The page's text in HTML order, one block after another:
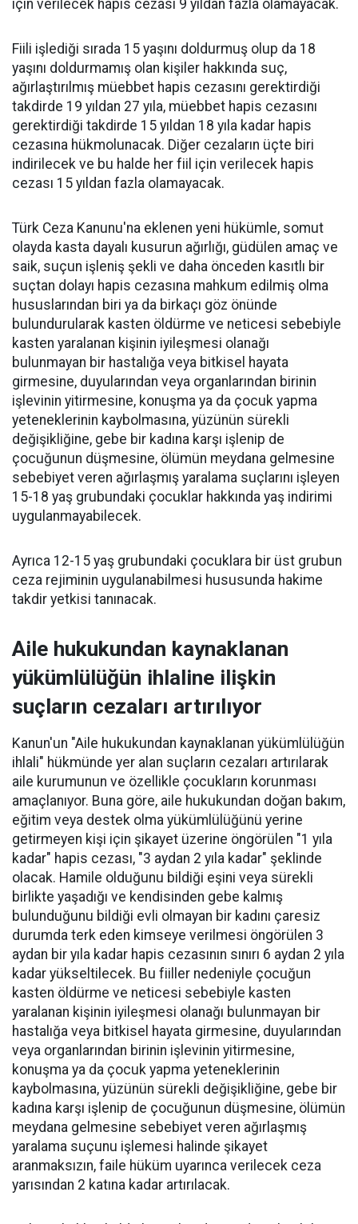
için verilecek hapis cezası 9 yıldan fazla olamayacak.
Fiili işlediği sırada 15 yaşını doldurmuş olup da 18
yaşını doldurmamış olan kişiler hakkında suç,
ağırlaştırılmış müebbet hapis cezasını gerektirdiği
takdirde 19 yıldan 27 yıla, müebbet hapis cezasını
gerektirdiği takdirde 15 yıldan 18 yıla kadar hapis
cezasına hükmolunacak. Diğer cezaların üçte biri
indirilecek ve bu halde her fiil için verilecek hapis
cezası 15 yıldan fazla olamayacak.
Türk Ceza Kanunu'na eklenen yeni hükümle, somut
olayda kasta dayalı kusurun ağırlığı, güdülen amaç ve
saik, suçun işleniş şekli ve daha önceden kasıtlı bir
suçtan dolayı hapis cezasına mahkum edilmiş olma
hususlarından biri ya da birkaçı göz önünde
bulundurularak kasten öldürme ve neticesi sebebiyle
kasten yaralanan kişinin iyileşmesi olanağı
bulunmayan bir hastalığa veya bitkisel hayata
girmesine, duyularından veya organlarından birinin
işlevinin yitirmesine, konuşma ya da çocuk yapma
yeteneklerinin kaybolmasına, yüzünün sürekli
değişikliğine, gebe bir kadına karşı işlenip de
çocuğunun düşmesine, ölümün meydana gelmesine
sebebiyet veren ağırlaşmış yaralama suçlarını işleyen
15-18 yaş grubundaki çocuklar hakkında yaş indirimi
uygulanmayabilecek.
Ayrıca 12-15 yaş grubundaki çocuklara bir üst grubun
ceza rejiminin uygulanabilmesi hususunda hakime
takdir yetkisi tanınacak.
Aile hukukundan kaynaklanan
yükümlülüğün ihlaline ilişkin
suçların cezaları artırılıyor
Kanun'un "Aile hukukundan kaynaklanan yükümlülüğün
ihlali" hükmünde yer alan suçların cezaları artırılarak
aile kurumunun ve özellikle çocukların korunması
amaçlanıyor. Buna göre, aile hukukundan doğan bakım,
eğitim veya destek olma yükümlülüğünü yerine
getirmeyen kişi için şikayet üzerine öngörülen "1 yıla
kadar" hapis cezası, "3 aydan 2 yıla kadar" şeklinde
olacak. Hamile olduğunu bildiği eşini veya sürekli
birlikte yaşadığı ve kendisinden gebe kalmış
bulunduğunu bildiği evli olmayan bir kadını çaresiz
durumda terk eden kimseye verilmesi öngörülen 3
aydan bir yıla kadar hapis cezasının sınırı 6 aydan 2 yıla
kadar yükseltilecek. Bu fiiller nedeniyle çocuğun
kasten öldürme ve neticesi sebebiyle kasten
yaralanan kişinin iyileşmesi olanağı bulunmayan bir
hastalığa veya bitkisel hayata girmesine, duyularından
veya organlarından birinin işlevinin yitirmesine,
konuşma ya da çocuk yapma yeteneklerinin
kaybolmasına, yüzünün sürekli değişikliğine, gebe bir
kadına karşı işlenip de çocuğunun düşmesine, ölümün
meydana gelmesine sebebiyet veren ağırlaşmış
yaralama suçunu işlemesi halinde şikayet
aranmaksızın, faile hüküm uyarınca verilecek ceza
yarısından 2 katına kadar artırılacak.